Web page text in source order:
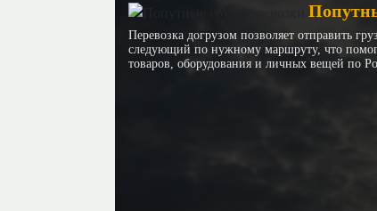
Перевозка догрузом позволяет отправить
следующий по нужному маршруту, что
товаров, оборудования и личных вещей по